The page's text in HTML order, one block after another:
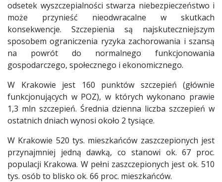
odsetek wyszczepialności stwarza niebezpieczeństwo i
może przynieść nieodwracalne w skutkach
konsekwencje. Szczepienia są najskuteczniejszym
sposobem ograniczenia ryzyka zachorowania i szansą
na powrót do normalnego funkcjonowania
gospodarczego, społecznego i ekonomicznego.
W Krakowie jest 160 punktów szczepień (głównie
funkcjonujących w POZ), w których wykonano prawie
1,3 mln szczepień. Średnia dzienna liczba szczepień w
ostatnich dniach wynosi około 2 tysiące.
W Krakowie 520 tys. mieszkańców zaszczepionych jest
przynajmniej jedną dawką, co stanowi ok. 67 proc.
populacji Krakowa. W pełni zaszczepionych jest ok. 510
tys. osób to blisko ok. 66 proc. mieszkańców.